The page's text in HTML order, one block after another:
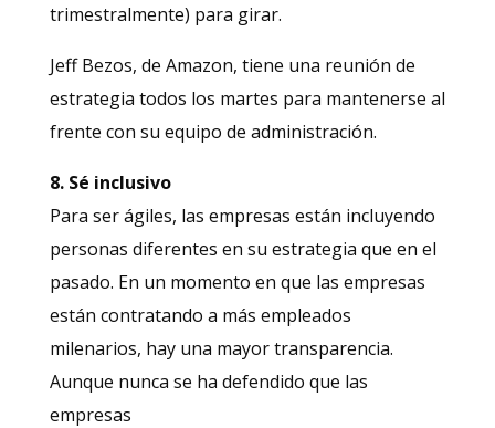
trimestralmente) para girar.
Jeff Bezos, de Amazon, tiene una reunión de
estrategia todos los martes para mantenerse al
frente con su equipo de administración.
8. Sé inclusivo
Para ser ágiles, las empresas están incluyendo
personas diferentes en su estrategia que en el
pasado. En un momento en que las empresas
están contratando a más empleados
milenarios, hay una mayor transparencia.
Aunque nunca se ha defendido que las
empresas